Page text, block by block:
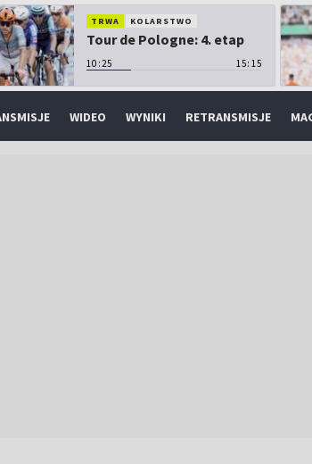
TRWA KOLARSTWO
Tour de Pologne: 4. etap
10:25 15:15
WIDEO WYNIKI RETRANSMISJE